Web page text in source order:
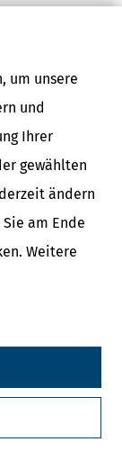
um unsere
und
Ihrer
gewählten
ändern
am Ende
Weitere